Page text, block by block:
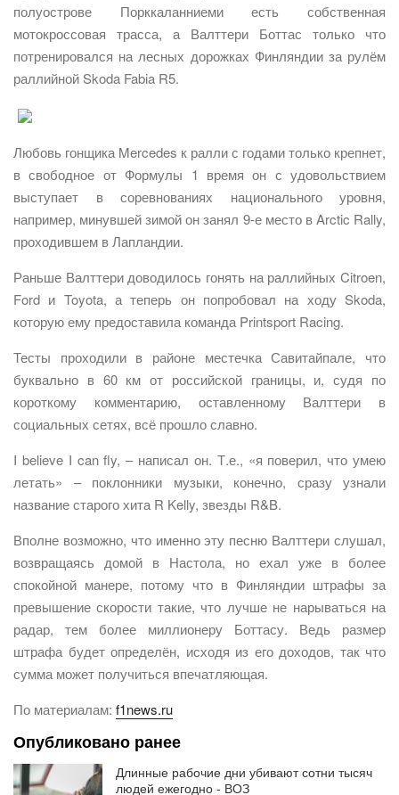
полуострове Порккаланниеми есть собственная
мотокроссовая трасса, а Валттери Боттас только что
потренировался на лесных дорожках Финляндии за рулём
раллийной Skoda Fabia R5.
Любовь гонщика Mercedes к ралли с годами только крепнет,
в свободное от Формулы 1 время он с удовольствием
выступает в соревнованиях национального уровня,
например, минувшей зимой он занял 9-е место в Arctic Rally,
проходившем в Лапландии.
Раньше Валттери доводилось гонять на раллийных Citroen,
Ford и Toyota, а теперь он попробовал на ходу Skoda,
которую ему предоставила команда Printsport Racing.
Тесты проходили в районе местечка Савитайпале, что
буквально в 60 км от российской границы, и, судя по
короткому комментарию, оставленному Валттери в
социальных сетях, всё прошло славно.
I believe I can fly, – написал он. Т.е., «я поверил, что умею
летать» – поклонники музыки, конечно, сразу узнали
название старого хита R Kelly, звезды R&B.
Вполне возможно, что именно эту песню Валттери слушал,
возвращаясь домой в Настола, но ехал уже в более
спокойной манере, потому что в Финляндии штрафы за
превышение скорости такие, что лучше не нарываться на
радар, тем более миллионеру Боттасу. Ведь размер
штрафа будет определён, исходя из его доходов, так что
сумма может получиться впечатляющая.
По материалам: f1news.ru
Опубликовано ранее
Длинные рабочие дни убивают сотни тысяч
людей ежегодно - ВОЗ